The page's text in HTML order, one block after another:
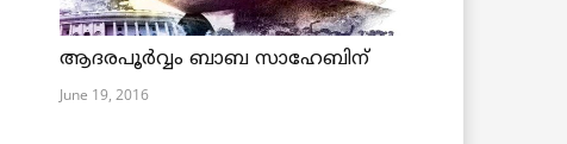
ആദരപൂര്‍വ്വം ബാബ സാഹേബിന്
June 19, 2016